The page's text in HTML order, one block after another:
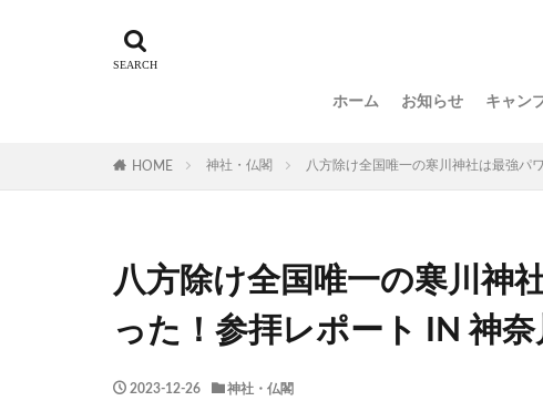
ホーム お知らせ キャン
HOME 神社・仏閣 八方除け全国唯一の寒川神社は最強パ
八方除け全国唯一の寒川神
った！参拝レポート IN 神奈
2023-12-26 神社・仏閣